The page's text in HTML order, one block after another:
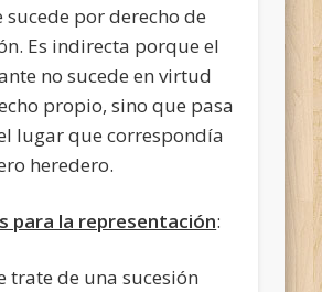
sucede por derecho de
Es indirecta porque el
no sucede en virtud
propio, sino que pasa
lugar que correspondía
heredero.
para la representación:
trate de una sucesión